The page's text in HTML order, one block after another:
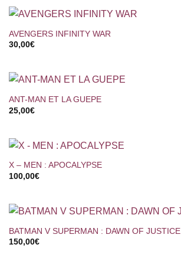
AVENGERS INFINITY WAR
30,00€
ANT-MAN ET LA GUEPE
25,00€
X – MEN : APOCALYPSE
100,00€
BATMAN V SUPERMAN : DAWN OF JUSTICE
150,00€